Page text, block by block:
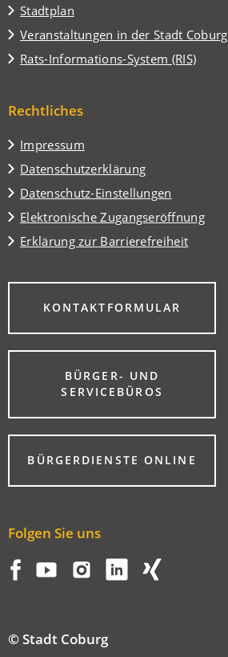
Stadtplan
(Öffnet
in
einem
neuen
Veranstaltungen in der Stadt Coburg
(Öffnet
in
einem
Tab)
Rats-Informations-System (RIS)
(Öffnet
neuen
Rechtliches
Impressum
Datenschutzerklärung
Datenschutz-Einstellungen
Elektronische Zugangseröffnung
Erklärung zur Barrierefreiheit
KONTAKTFORMULAR
(ÖFFNET
EINEM
NEUEN
BÜRGER- UND
SERVICEBÜROS
(ÖFFNET
EINEM
NEUEN
TAB)BÜRGERDIENSTE ONLINE
(ÖFFNET
TAB)
Folgen Sie uns
© Stadt Coburg